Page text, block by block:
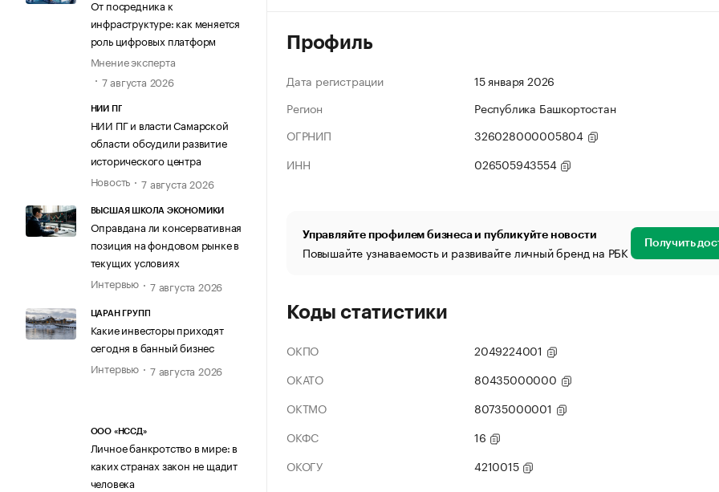
От посредника к
инфраструктуре: как меняется
роль цифровых платформ
Мнение эксперта
7 августа 2026
НИИ ПГ
НИИ ПГ и власти Самарской
области обсудили развитие
исторического центра
Новость
7 августа 2026
ВЫСШАЯ ШКОЛА ЭКОНОМИКИ
Оправдана ли консервативная
позиция на фондовом рынке в
текущих условиях
Интервью
7 августа 2026
ЦАРАН ГРУПП
Какие инвесторы приходят
сегодня в банный бизнес
Интервью
7 августа 2026
ООО «НССД»
Личное банкротство в мире: в
каких странах закон не щадит
человека
Профиль
Дата регистрации
15 января 2026
Регион
Республика Башкортостан
ОГРНИП
326028000005804
ИНН
026505943554
Управляйте профилем бизнеса и публикуйте новости
Повышайте узнаваемость и развивайте личный бренд на РБК Получить
Коды статистики
ОКПО
2049224001
ОКАТО
80435000000
ОКТМО
80735000001
ОКФС
16
ОКОГУ
4210015